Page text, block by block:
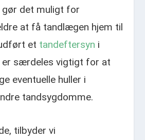
gør det muligt for
at få tandlægen hjem til
et tandeftersyn i
er særdeles vigtigt for at
eventuelle huller i
tandsygdomme.
tilbyder vi